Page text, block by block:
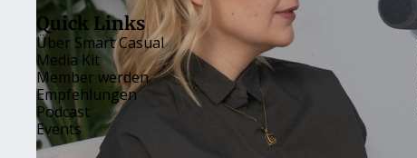
Quick Links
Über Smart Casual
Media Kit
Member werden
Empfehlungen
Podcast
Events